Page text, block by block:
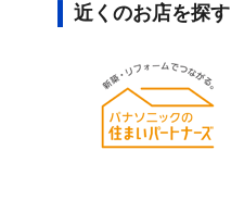
近くのお店を探す